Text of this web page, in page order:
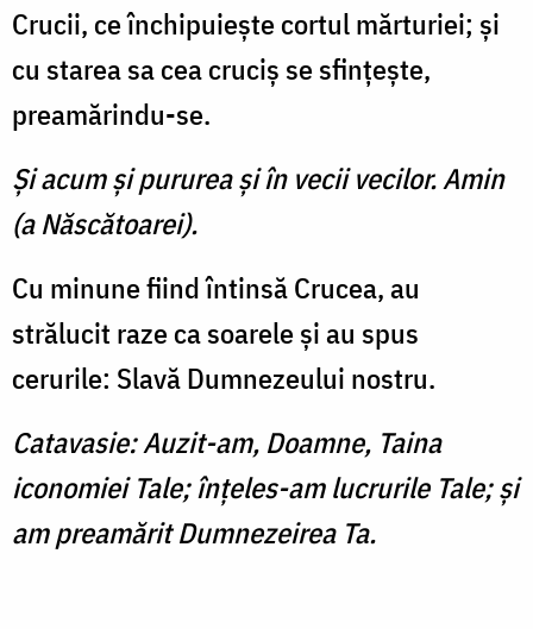
Crucii, ce închipuieşte cortul mărturiei; şi
cu starea sa cea cruciş se sfinţeşte,
preamărindu-se.
Şi acum şi pururea şi în vecii vecilor. Amin
(a Născătoarei).
Cu minune fiind întinsă Crucea, au
strălucit raze ca soarele şi au spus
cerurile: Slavă Dumnezeului nostru.
Catavasie: Auzit-am, Doamne, Taina
iconomiei Tale; înţeles-am lucrurile Tale; şi
am preamărit Dumnezeirea Ta.